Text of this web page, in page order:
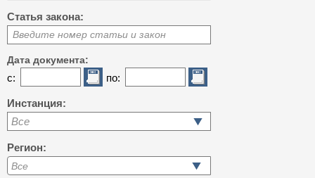
Статья закона:
Введите номер статьи и закон
Дата документа:
с: по:
Инстанция:
Все
Регион: